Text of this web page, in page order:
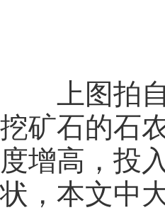
上图拍
挖矿石的石
度增高，投
状，本文中